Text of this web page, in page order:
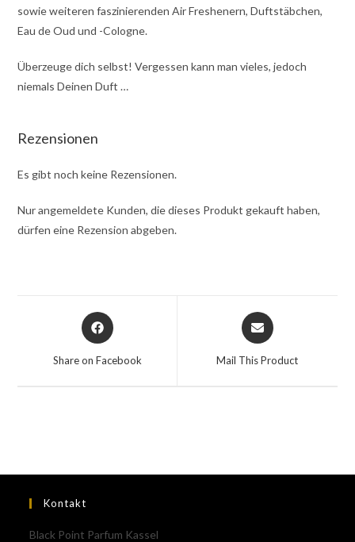
sowie weiteren faszinierenden Air Freshenern, Duftstäbchen,
Eau de Oud und -Cologne.
Überzeuge dich selbst! Vergessen kann man vieles, jedoch
niemals Deinen Duft …
Rezensionen
Es gibt noch keine Rezensionen.
Nur angemeldete Kunden, die dieses Produkt gekauft haben,
dürfen eine Rezension abgeben.
Share on Facebook Mail This Product
Kontakt
Black Point Parfum Kassel